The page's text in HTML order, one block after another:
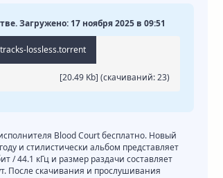
Загружено: 17 ноября 2025 в 09:51
lossless.torrent
[20.49 Kb] (cкачиваний: 23)
Blood Court бесплатно. Новый
и стилистически альбом представляет
/ 44.1 кГц и размер раздачи составляет
После скачивания и прослушивания